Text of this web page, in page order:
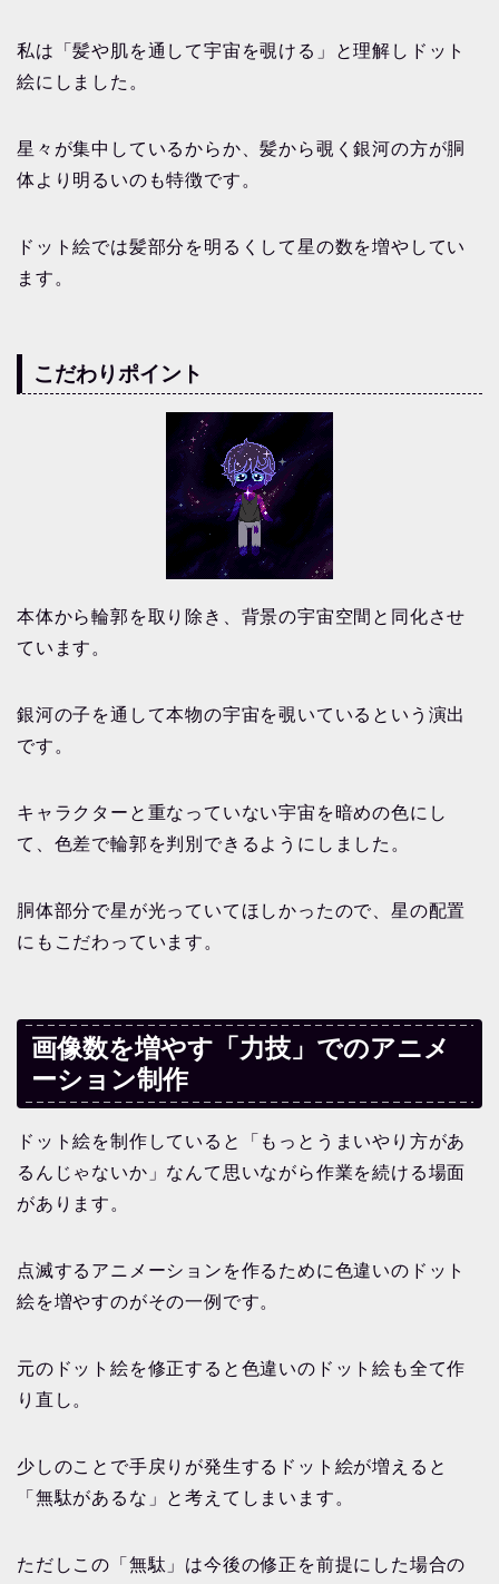
私は「髪や肌を通して宇宙を覗ける」と理解しドット
絵にしました。
星々が集中しているからか、髪から覗く銀河の方が胴
体より明るいのも特徴です。
ドット絵では髪部分を明るくして星の数を増やしてい
ます。
こだわりポイント
本体から輪郭を取り除き、背景の宇宙空間と同化させ
ています。
銀河の子を通して本物の宇宙を覗いているという演出
です。
キャラクターと重なっていない宇宙を暗めの色にし
て、色差で輪郭を判別できるようにしました。
胴体部分で星が光っていてほしかったので、星の配置
にもこだわっています。
画像数を増やす「力技」でのアニメ
ーション制作
ドット絵を制作していると「もっとうまいやり方があ
るんじゃないか」なんて思いながら作業を続ける場面
があります。
点滅するアニメーションを作るために色違いのドット
絵を増やすのがその一例です。
元のドット絵を修正すると色違いのドット絵も全て作
り直し。
少しのことで手戻りが発生するドット絵が増えると
「無駄があるな」と考えてしまいます。
ただしこの「無駄」は今後の修正を前提にした場合の